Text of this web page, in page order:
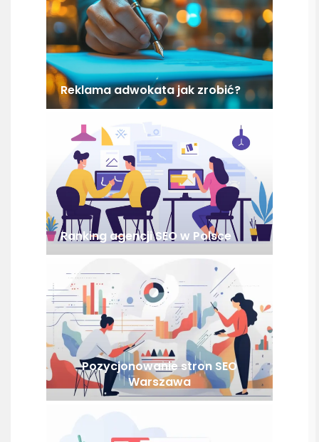
Reklama adwokata jak zrobić?
Ranking agencji SEO w Polsce
Pozycjonowanie stron SEO
Warszawa